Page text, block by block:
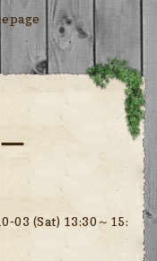
03 (Sat) 13:30～15: